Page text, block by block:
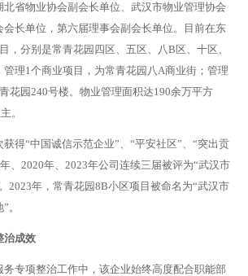
北省物业协会副会长单位、武汉市物业管理协会
长单位，第六届理事会副会长单位。目前在东
，分别是常青花园四区、五区、八B区、十区、
理1个商业项目，为常青花园八A商业街；管理
花园240号楼。物业管理面积达190余万平方
。
得“中国诚信示范企业”、“平安社区”、“突出贡
、2020年、2023年公司连续三届被评为“武汉市
2023年，常青花园8B小区项目被命名为“武汉市
。
治成效
务专项整治工作中，该企业始终高度配合职能部